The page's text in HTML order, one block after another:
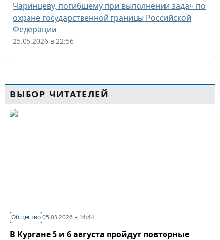
Чаринцеву, погибшему при выполнении задач по
охране государственной границы Российской
Федерации
25.05.2026 в 22:56
ВЫБОР ЧИТАТЕЛЕЙ
Общество05.08.2026 в 14:44
В Кургане 5 и 6 августа пройдут повторные